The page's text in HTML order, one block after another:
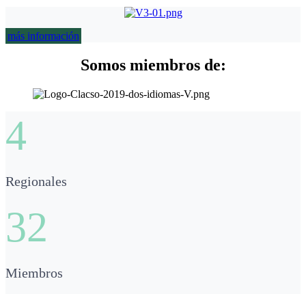
más información
Somos miembros de:
4
Regionales
32
Miembros